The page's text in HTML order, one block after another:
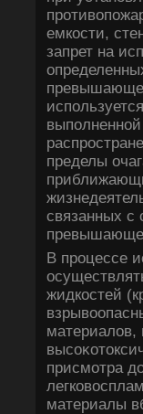
емкости,
запрет на
пределы
связанных с
В процессе
жидкостей
присмотра
материалы